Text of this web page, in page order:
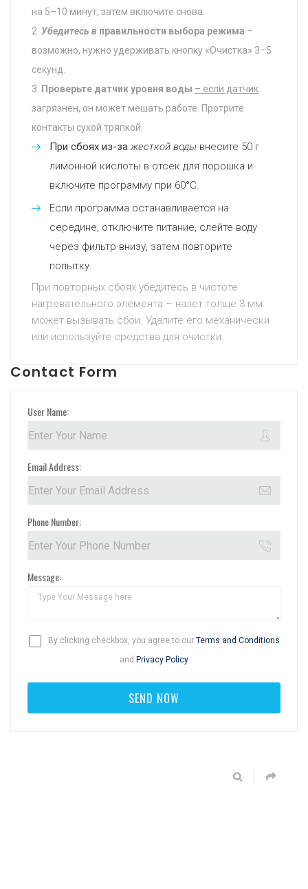
на 5–10 минут, затем включите снова.
Убедитесь в правильности выбора режима –
возможно, нужно удерживать кнопку «Очистка» 3–5
секунд.
Проверьте датчик уровня воды – если датчик
загрязнен, он может мешать работе. Протрите
контакты сухой тряпкой.
При сбоях из-за жесткой воды внесите 50 г
лимонной кислоты в отсек для порошка и
включите программу при 60°C.
Если программа останавливается на
середине, отключите питание, слейте воду
через фильтр внизу, затем повторите
попытку.
При повторных сбоях убедитесь в чистоте
нагревательного элемента – налет толще 3 мм
может вызывать сбои. Удалите его механически
или используйте средства для очистки.
Contact Form
User Name:
Email Address:
Phone Number:
Message:
By clicking checkbox, you agree to our Terms and Conditions
and Privacy Policy